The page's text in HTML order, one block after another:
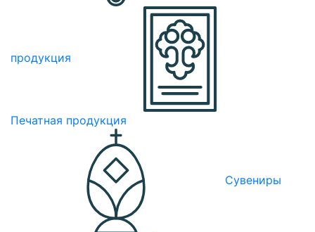
продукция
Печатная продукция
Сувениры